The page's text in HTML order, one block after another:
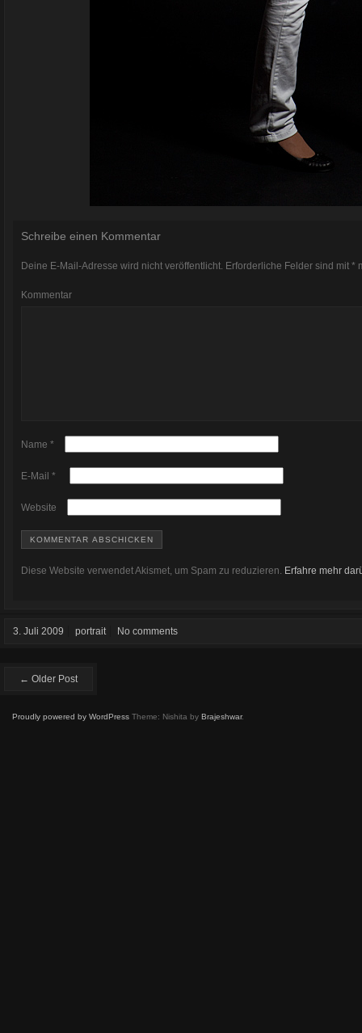
Schreibe einen Kommentar
Deine E-Mail-Adresse wird nicht veröffentlicht. Erforderliche Felder sind mit *
Kommentar
Name *
E-Mail *
Website
Diese Website verwendet Akismet, um Spam zu reduzieren. Erfahre mehr
3. Juli 2009 portrait No comments
← Older Post
Proudly powered by WordPress Theme: Nishita by Brajeshwar.